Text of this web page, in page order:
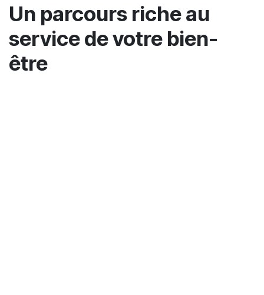
Un parcours riche au
service de votre bien-
être